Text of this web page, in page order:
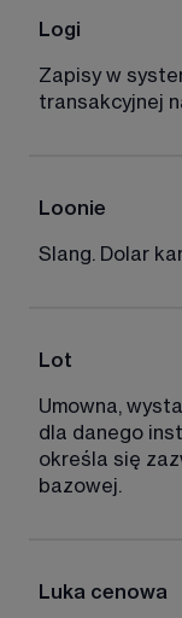
Logi
Zapisy w
transakcyjnej
Loonie
Slang. Dolar
Lot
Umowna,
dla danego
określa się
bazowej.
Luka cenowa